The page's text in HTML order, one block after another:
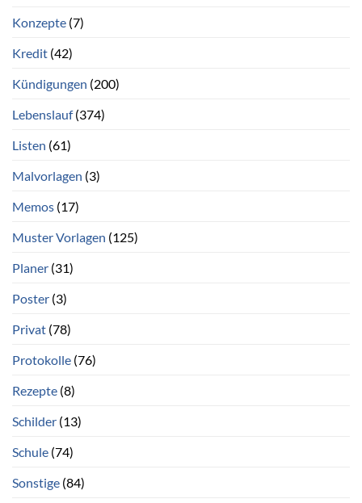
Konzepte (7)
Kredit (42)
Kündigungen (200)
Lebenslauf(374)
Listen (61)
Malvorlagen (3)
Memos (17)
Muster Vorlagen (125)
Planer (31)
Poster (3)
Privat (78)
Protokolle (76)
Rezepte (8)
Schilder (13)
Schule (74)
Sonstige (84)